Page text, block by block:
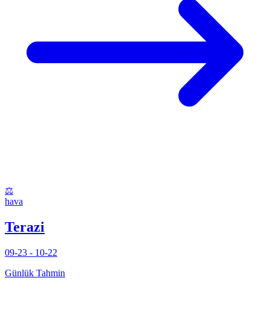
⚖️
hava
Terazi
09-23 - 10-22
Günlük Tahmin